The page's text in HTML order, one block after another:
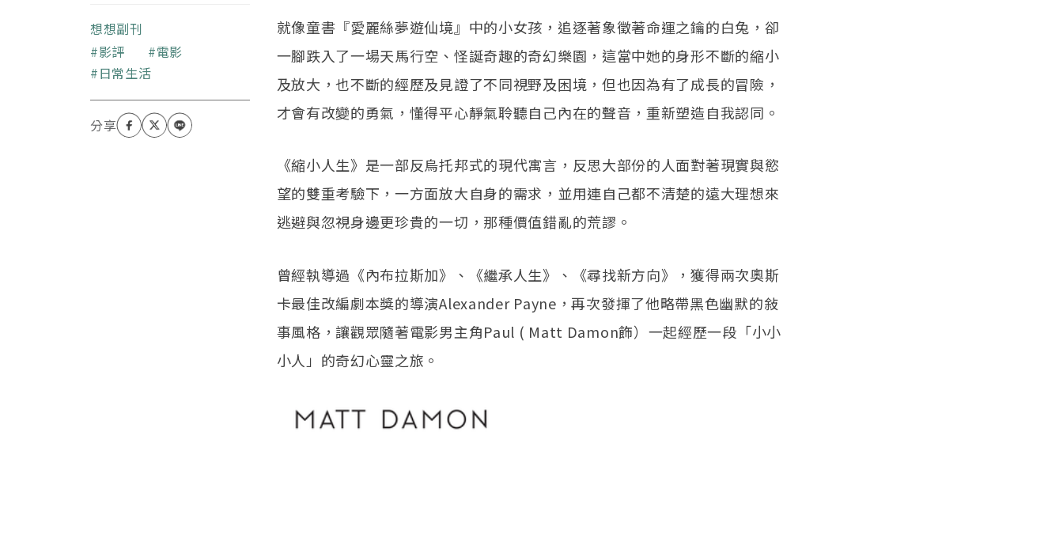
望永遠以年輕人的角度看
世界。喜歡結合電影與生
活時事來探討「人」的本
質與生態。
想想副刊
關鍵字
影評
電影
日常生活
就像童書『愛麗絲夢遊仙境』中的小女孩，追逐著象徵著命運之鑰的白兔，卻
一腳跌入了一場天馬行空、怪誕奇趣的奇幻樂園，這當中她的身形不斷的縮小
及放大，也不斷的經歷及見證了不同視野及困境，但也因為有了成長的冒險，
才會有改變的勇氣，懂得平心靜氣聆聽自己內在的聲音，重新塑造自我認同。
《縮小人生》是一部反烏托邦式的現代寓言，反思大部份的人面對著現實與慾
望的雙重考驗下，一方面放大自身的需求，並用連自己都不清楚的遠大理想來
逃避與忽視身邊更珍貴的一切，那種價值錯亂的荒謬。
曾經執導過《內布拉斯加》、《繼承人生》、《尋找新方向》，獲得兩次奧斯
卡最佳改編劇本獎的導演Alexander Payne，再次發揮了他略帶黑色幽默的敍
事風格，讓觀眾隨著電影男主角Paul ( Matt Damon飾）一起經歷一段「小小
小人」的奇幻心靈之旅。